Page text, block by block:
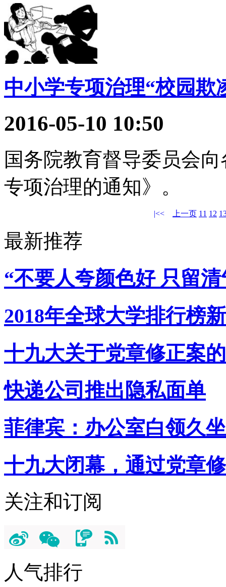
中小学专项治理“校园欺
2016-05-10 10:50
国务院教育督导委员会
专项治理的通知》。
|<< 上一页 11 12
最新推荐
“不要人夸颜色好 只留
2018年全球大学排行榜
十九大关于党章修正案
快递公司推出隐私面单
菲律宾：办公室白领久
十九大闭幕，通过党章
关注和订阅
人气排行